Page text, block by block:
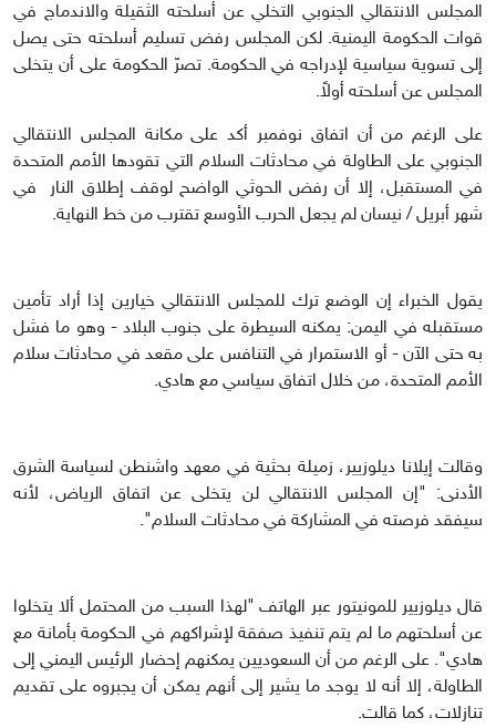
المجلس الانتقالي الجنوبي التخلي عن أسلحته الثقيلة والاندماج في
قوات الحكومة اليمنية. لكن المجلس رفض تسليم أسلحته حتى يصل
إلى تسوية سياسية لإدراجه في الحكومة. تصرّ الحكومة على أن يتخلى
المجلس عن أسلحته أولاً.
على الرغم من أن اتفاق نوفمبر أكد على مكانة المجلس الانتقالي
الجنوبي على الطاولة في محادثات السلام التي تقودها الأمم المتحدة
في المستقبل، إلا أن رفض الحوثي الواضح لوقف إطلاق النار في
شهر أبريل / نيسان لم يجعل الحرب الأوسع تقترب من خط النهاية.
يقول الخبراء إن الوضع ترك للمجلس الانتقالي خيارين إذا أراد تأمين
مستقبله في اليمن: يمكنه السيطرة على جنوب البلاد - وهو ما فشل
به حتى الآن - أو الاستمرار في التنافس على مقعد في محادثات سلام
الأمم المتحدة، من خلال اتفاق سياسي مع هادي.
وقالت إيلانا ديلوزيير، زميلة بحثية في معهد واشنطن لسياسة الشرق
الأدنى: "إن المجلس الانتقالي لن يتخلى عن اتفاق الرياض، لأنه
سيفقد فرصته في المشاركة في محادثات السلام".
قال ديلوزيير للمونيتور عبر الهاتف "لهذا السبب من المحتمل ألا يتخلوا
عن أسلحتهم ما لم يتم تنفيذ صفقة لإشراكهم في الحكومة بأمانة مع
هادي". على الرغم من أن السعوديين يمكنهم إحضار الرئيس اليمني إلى
الطاولة، إلا أنه لا يوجد ما يشير إلى أنهم يمكن أن يجبروه على تقديم
تنازلات، كما قالت.